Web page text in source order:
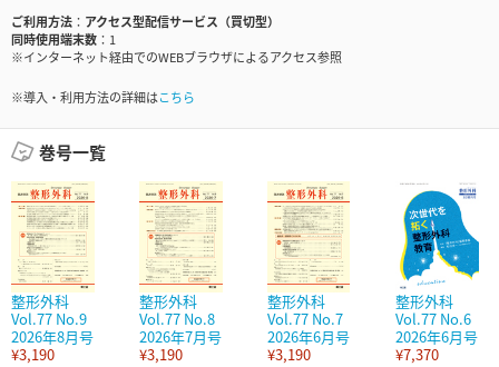
ご利用方法
アクセス型配信サービス（買切型）
同時使用端末数
1
※インターネット経由でのWEBブラウザによるアクセス参照
※導入・利用方法の詳細はこちら
巻号一覧
整形外科
Vol.77 No.9
2026年8月号
¥3,190
整形外科
Vol.77 No.8
2026年7月号
¥3,190
整形外科
Vol.77 No.7
2026年6月号
¥3,190
整形外科
Vol.77 No.6
2026年6月号
¥7,370